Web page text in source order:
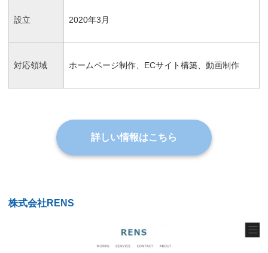
設立 2020年3月
対応領域 ホームページ制作、ECサイト構築、動画制作
詳しい情報はこちら
株式会社RENS